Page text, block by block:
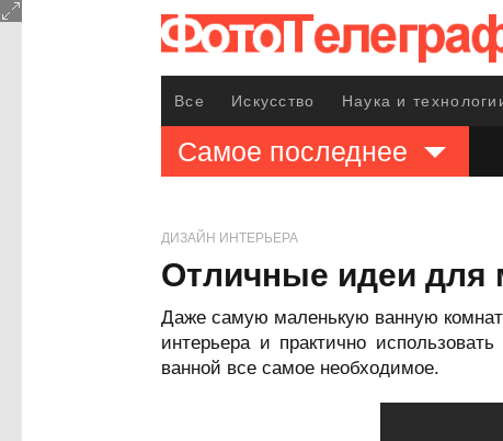
Все Искусство Наука и
Самое последнее
ДИЗАЙН ИНТЕРЬЕРА
Отличные идеи для
Даже самую маленькую ванную
интерьера и практично
ванной все самое необходимое.